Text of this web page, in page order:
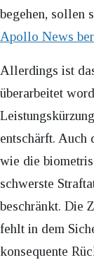
begehen, sollen
Apollo News
Allerdings ist
überarbeitet
entschärft. Auch
wie die
schwerste
beschränkt. Die
fehlt in dem
konsequente